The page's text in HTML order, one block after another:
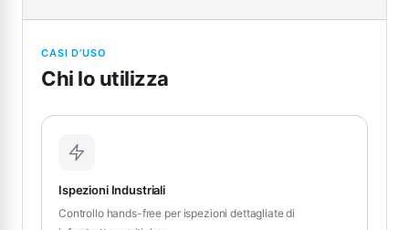
CASI D’USO
Chi lo utilizza
Ispezioni Industriali
Controllo hands-free per ispezioni dettagliate di